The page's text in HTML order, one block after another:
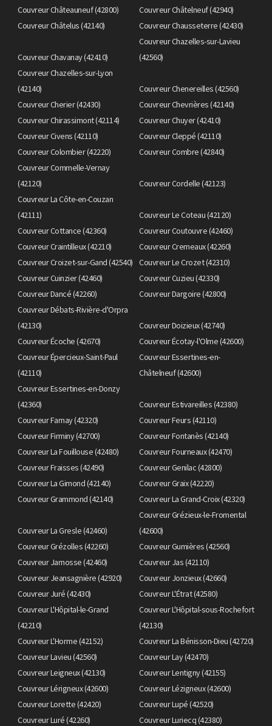
Couvreur Châteauneuf (42800)
Couvreur Châtelneuf (42940)
Couvreur Châtelus (42140)
Couvreur Chausseterre (42430)
Couvreur Chavanay (42410)
Couvreur Chazelles-sur-Lavieu
(42560)
Couvreur Chazelles-sur-Lyon
(42140)
Couvreur Chenereilles (42560)
Couvreur Cherier (42430)
Couvreur Chevrières (42140)
Couvreur Chirassimont (42114)
Couvreur Chuyer (42410)
Couvreur Civens (42110)
Couvreur Cleppé (42110)
Couvreur Colombier (42220)
Couvreur Combre (42840)
Couvreur Commelle-Vernay
(42120)
Couvreur Cordelle (42123)
Couvreur La Côte-en-Couzan
(42111)
Couvreur Le Coteau (42120)
Couvreur Cottance (42360)
Couvreur Coutouvre (42460)
Couvreur Craintilleux (42210)
Couvreur Cremeaux (42260)
Couvreur Croizet-sur-Gand (42540)
Couvreur Le Crozet (42310)
Couvreur Cuinzier (42460)
Couvreur Cuzieu (42330)
Couvreur Dancé (42260)
Couvreur Dargoire (42800)
Couvreur Débats-Rivière-d'Orpra
(42130)
Couvreur Doizieux (42740)
Couvreur Écoche (42670)
Couvreur Écotay-l'Olme (42600)
Couvreur Épercieux-Saint-Paul
(42110)
Couvreur Essertines-en-
Châtelneuf (42600)
Couvreur Essertines-en-Donzy
(42360)
Couvreur Estivareilles (42380)
Couvreur Farnay (42320)
Couvreur Feurs (42110)
Couvreur Firminy (42700)
Couvreur Fontanès (42140)
Couvreur La Fouillouse (42480)
Couvreur Fourneaux (42470)
Couvreur Fraisses (42490)
Couvreur Genilac (42800)
Couvreur La Gimond (42140)
Couvreur Graix (42220)
Couvreur Grammond (42140)
Couvreur La Grand-Croix (42320)
Couvreur La Gresle (42460)
Couvreur Grézieux-le-Fromental
(42600)
Couvreur Grézolles (42260)
Couvreur Gumières (42560)
Couvreur Jarnosse (42460)
Couvreur Jas (42110)
Couvreur Jeansagnière (42920)
Couvreur Jonzieux (42660)
Couvreur Juré (42430)
Couvreur L'Étrat (42580)
Couvreur L'Hôpital-le-Grand
(42210)
Couvreur L'Hôpital-sous-Rochefort
(42130)
Couvreur L'Horme (42152)
Couvreur La Bénisson-Dieu (42720)
Couvreur Lavieu (42560)
Couvreur Lay (42470)
Couvreur Leigneux (42130)
Couvreur Lentigny (42155)
Couvreur Lérigneux (42600)
Couvreur Lézigneux (42600)
Couvreur Lorette (42420)
Couvreur Lupé (42520)
Couvreur Luré (42260)
Couvreur Luriecq (42380)